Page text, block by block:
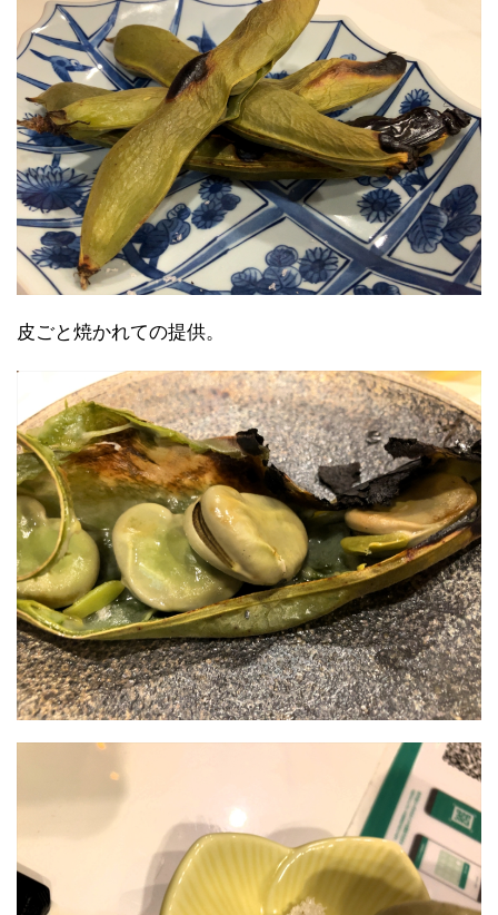
皮ごと焼かれての提供。